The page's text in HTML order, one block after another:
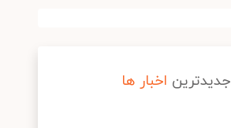
جدیدترین اخبار ها